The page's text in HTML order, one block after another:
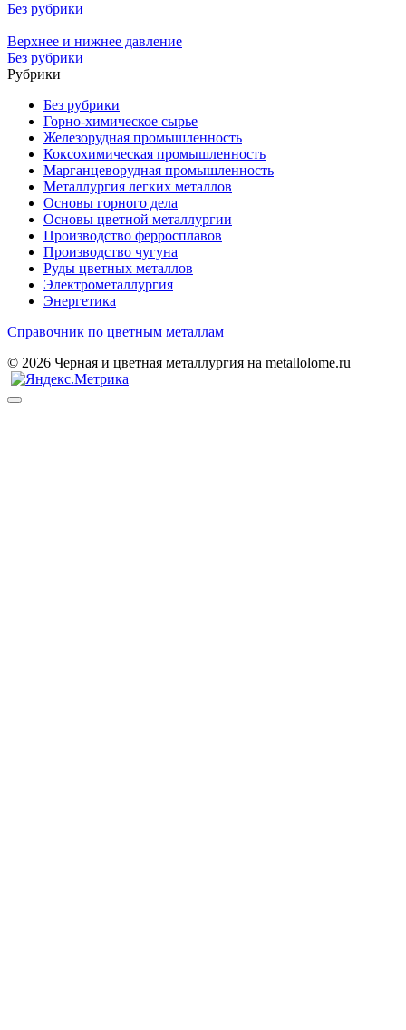
Без рубрики
Верхнее и нижнее давление
Без рубрики
Рубрики
Без рубрики
Горно-химическое сырье
Железорудная промышленность
Коксохимическая промышленность
Марганцеворудная промышленность
Металлургия легких металлов
Основы горного дела
Основы цветной металлургии
Производство ферросплавов
Производство чугуна
Руды цветных металлов
Электрометаллургия
Энергетика
Справочник по цветным металлам
© 2026 Черная и цветная металлургия на metallolome.ru